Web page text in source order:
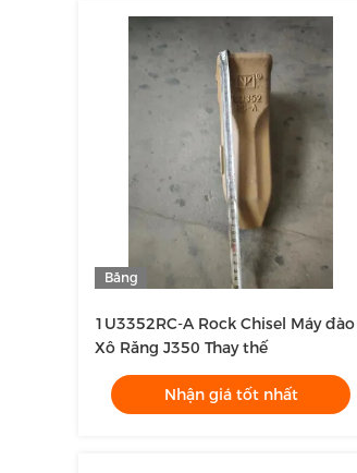
Băng
1U3352RC-A Rock Chisel Máy đào
Xô Răng J350 Thay thế
Nhận giá tốt nhất